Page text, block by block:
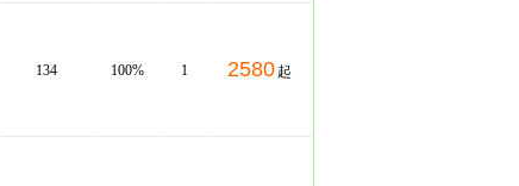
134 100% 1 2580 起